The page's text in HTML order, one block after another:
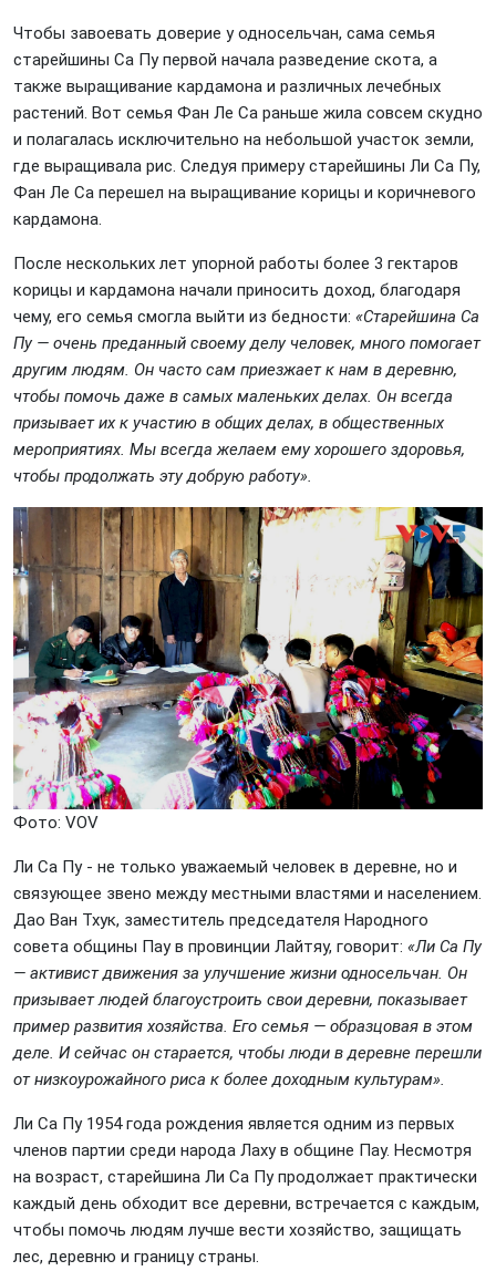
Чтобы завоевать доверие у односельчан, сама семья
старейшины Са Пу первой начала разведение скота, а
также выращивание кардамона и различных лечебных
растений. Вот семья Фан Ле Са раньше жила совсем скудно
и полагалась исключительно на небольшой участок земли,
где выращивала рис. Следуя примеру старейшины Ли Са Пу,
Фан Ле Са перешел на выращивание корицы и коричневого
кардамона.
После нескольких лет упорной работы более 3 гектаров
корицы и кардамона начали приносить доход, благодаря
чему, его семья смогла выйти из бедности: «Старейшина Са
Пу — очень преданный своему делу человек, много помогает
другим людям. Он часто сам приезжает к нам в деревню,
чтобы помочь даже в самых маленьких делах. Он всегда
призывает их к участию в общих делах, в общественных
мероприятиях. Мы всегда желаем ему хорошего здоровья,
чтобы продолжать эту добрую работу».
Фото: VOV
Ли Са Пу - не только уважаемый человек в деревне, но и
связующее звено между местными властями и населением.
Дао Ван Тхук, заместитель председателя Народного
совета общины Пау в провинции Лайтяу, говорит: «Ли Са Пу
— активист движения за улучшение жизни односельчан. Он
призывает людей благоустроить свои деревни, показывает
пример развития хозяйства. Его семья — образцовая в этом
деле. И сейчас он старается, чтобы люди в деревне перешли
от низкоурожайного риса к более доходным культурам».
Ли Са Пу 1954 года рождения является одним из первых
членов партии среди народа Лаху в общине Пау. Несмотря
на возраст, старейшина Ли Са Пу продолжает практически
каждый день обходит все деревни, встречается с каждым,
чтобы помочь людям лучше вести хозяйство, защищать
лес, деревню и границу страны.